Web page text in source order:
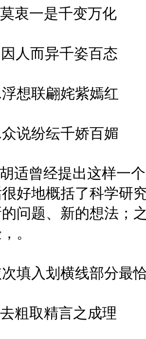
一是千变万化
而异千姿百态
联翩姹紫嫣红
纷纭千娇百媚
曾经提出这样一个
好地概括了科学研
问题、新的想法；
。
入划横线部分最恰
取精言之成理